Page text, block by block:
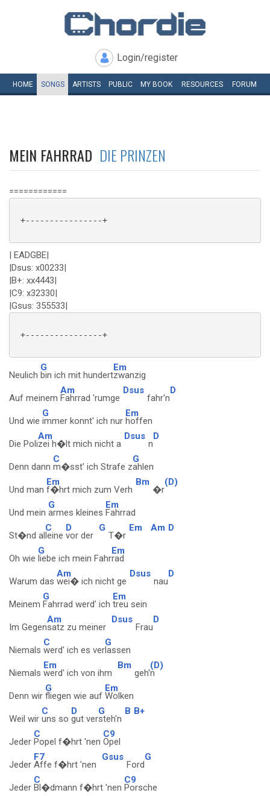
Login/register
HOME SONGS ARTISTS PUBLIC MY BOOK RESOURCES FORUM
MEIN FAHRRAD DIE PRINZEN
============
+----------------+
| EADGBE|
|Dsus: x00233|
|B+: xx4443|
|C9: x32330|
|Gsus: 355533|
+----------------+
Neulich
G
bin ich mit hundert
Em
zwanzig
Auf meinem
Am
Fahrrad 'rumge
Dsus
fahr'n
D
Und wie
G
immer konnt' ich nur
Em
hoffen
Die Poli
Am
zei h�lt mich nicht a
Dsus
n
D
Denn dann
C
m�sst' ich Strafe z
G
ahlen
Und man
Em
f�hrt mich zum Verh
Bm
�r
(D)
Und mein
G
armes kleines
Em
Fahrrad
St�nd al
C
leine
D
vor der
G
T�r
Em Am D
Oh wie
G
liebe ich mein Fahr
Em
rad
Warum das
Am
wei� ich nicht ge
Dsus
nau
D
Meinem
G
Fahrrad werd' ich
Em
treu sein
Im Gegen
Am
satz zu meiner
Dsus
Frau
D
Niemals
C
werd' ich es ver
G
lassen
Niemals
Em
werd' ich von ihm
Bm
geh'
(D)
n
Denn wir
G
fliegen wie auf
Em
Wolken
Weil wir
C
uns so
D
gut ver
G
steh'n
B B+
Jeder
C
Popel f�hrt 'nen
C9
Opel
Jeder
F7
Affe f�hrt 'nen
Gsus
Ford
G
Jeder
C
Bl�dmann f�hrt 'nen
C9
Porsche